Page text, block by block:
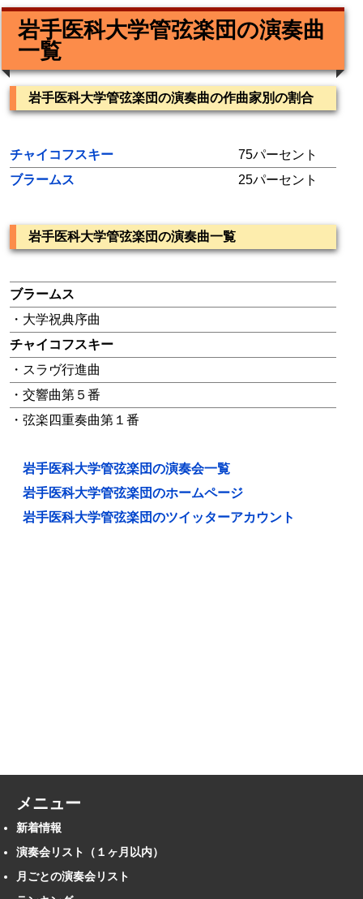
岩手医科大学管弦楽団の演奏曲
一覧
岩手医科大学管弦楽団の演奏曲の作曲家別の割合
チャイコフスキー
75パーセント
ブラームス
25パーセント
岩手医科大学管弦楽団の演奏曲一覧
ブラームス
・大学祝典序曲
チャイコフスキー
・スラヴ行進曲
・交響曲第５番
・弦楽四重奏曲第１番
岩手医科大学管弦楽団の演奏会一覧
岩手医科大学管弦楽団のホームページ
岩手医科大学管弦楽団のツイッターアカウント
メニュー
新着情報
演奏会リスト（１ヶ月以内）
月ごとの演奏会リスト